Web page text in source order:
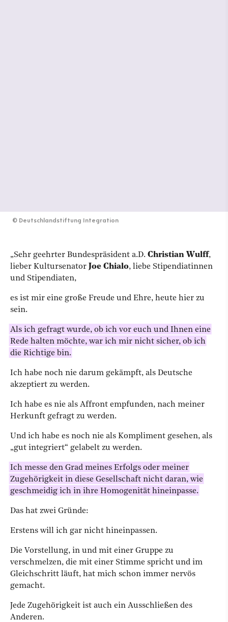
© Deutschlandstiftung Integration
„Sehr geehrter Bundespräsident a.D. Christian Wulff,
lieber Kultursenator Joe Chialo, liebe Stipendiatinnen
und Stipendiaten,
es ist mir eine große Freude und Ehre, heute hier zu
sein.
Als ich gefragt wurde, ob ich vor euch und Ihnen eine
Rede halten möchte, war ich mir nicht sicher, ob ich
die Richtige bin.
Ich habe noch nie darum gekämpft, als Deutsche
akzeptiert zu werden.
Ich habe es nie als Affront empfunden, nach meiner
Herkunft gefragt zu werden.
Und ich habe es noch nie als Kompliment gesehen, als
„gut integriert“ gelabelt zu werden.
Ich messe den Grad meines Erfolgs oder meiner
Zugehörigkeit in diese Gesellschaft nicht daran, wie
geschmeidig ich in ihre Homogenität hineinpasse.
Das hat zwei Gründe:
Erstens will ich gar nicht hineinpassen.
Die Vorstellung, in und mit einer Gruppe zu
verschmelzen, die mit einer Stimme spricht und im
Gleichschritt läuft, hat mich schon immer nervös
gemacht.
Jede Zugehörigkeit ist auch ein Ausschließen des
Anderen.